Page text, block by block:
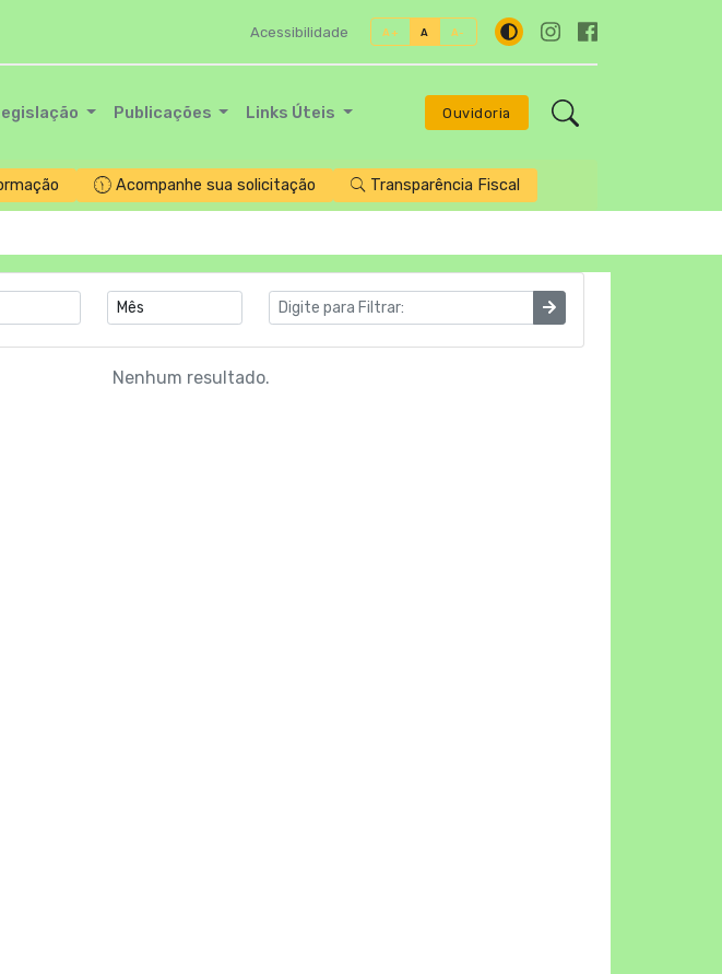
Acessibilidade A+ A A-
Publicações Links Úteis Ouvidoria
Acompanhe sua solicitação Transparência Fiscal
Nenhum resultado.